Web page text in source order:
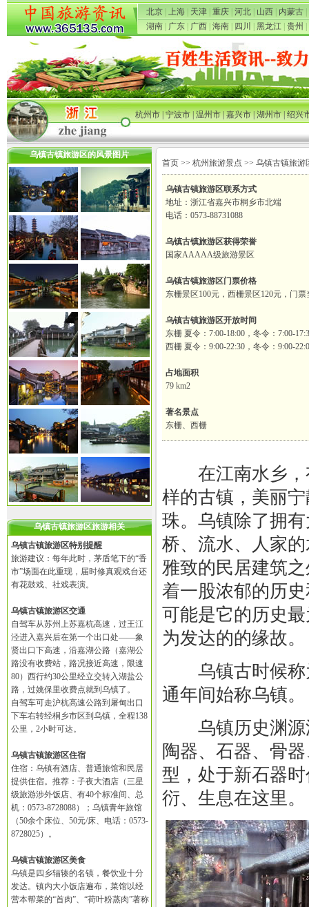
北京 上海 天津 重庆 河北 山西 内蒙古
湖南
广东 广西 海南 四川 黑龙江 贵州
杭州市|宁波市|温州市|嘉兴市|湖州市|绍兴
乌镇古镇旅游区的风景图片
乌镇古镇旅游区旅游相关
乌镇古镇旅游区特别提醒
旅游建议：每年此时，茅盾笔下的“香
市”场面在此重现，届时修真观戏台还
有花鼓戏、社戏表演。
乌镇古镇旅游区交通
自驾车从苏州上苏嘉杭高速，过王江
泾进入嘉兴后在第一个出口处——象
贤出口下高速，沿嘉湖公路（嘉湖公
路没有收费站，路况接近高速，限速
80）西行约30公里经立交转入湖盐公
路，过姚保里收费点就到乌镇了。
自驾车可走沪杭高速公路到屠甸出口
下车右转经桐乡市区到乌镇，全程138
公里，2小时可达。
乌镇古镇旅游区住宿
住宿：乌镇有酒店、普通旅馆和民居
提供住宿。推荐：子夜大酒店（三星
级旅游涉外饭店、有40个标准间、总
机：0573-8728088）；乌镇青年旅馆
（50余个床位、50元/床、电话：0573-
8728025）。
乌镇古镇旅游区美食
乌镇是四乡辐辏的名镇，餐饮业十分
发达。镇内大小饭店遍布，菜馆以经
营本帮菜的“首肉”、“荷叶粉蒸肉”著称
首页 >> 杭州旅游景点 >> 乌镇古镇旅游
乌镇古镇旅游区联系方式
地址：浙江省嘉兴市桐乡市北端
电话：0573-88731088
乌镇古镇旅游区获得荣誉
国家AAAAA级旅游景区
乌镇古镇旅游区门票价格
东栅景区100元，西栅景区120元，门票
乌镇古镇旅游区开放时间
东栅 夏令：7:00-18:00，冬令：7:00-
西栅 夏令：9:00-22:30，冬令：9:00-
占地面积
79 km2
著名景点
东栅、西栅
在江南水乡，
样的古镇，美丽
珠。乌镇除了拥
桥、流水、人家
雅致的民居建筑
着一股浓郁的历
可能是它的历史
为发达的的缘故。
乌镇古时候称
通年间始称乌镇。
乌镇历史渊源
陶器、石器、骨
型，处于新石器
衍、生息在这里。